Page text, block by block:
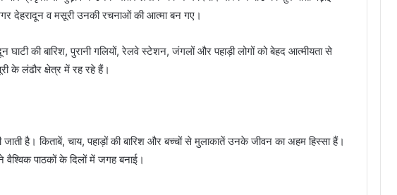
देहरादून व मसूरी उनकी रचनाओं की आत्मा बन गए।
की बारिश, पुरानी गलियों, रेलवे स्टेशन, जंगलों और पहाड़ी लोगों को बेहद आत्मीयता से
के लंढौर क्षेत्र में रह रहे हैं।
जाती है। किताबें, चाय, पहाड़ों की बारिश और बच्चों से मुलाकातें उनके जीवन का अहम हिस्सा हैं।
वैश्विक पाठकों के दिलों में जगह बनाई।